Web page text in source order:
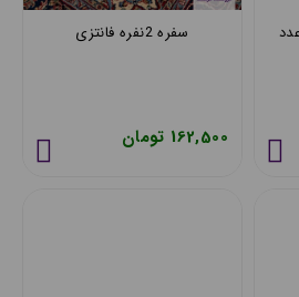
سفره 2نفره فانتزی
162,500 تومان